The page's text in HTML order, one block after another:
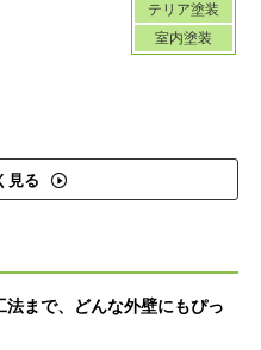
テリア塗装
室内塗装
見る
まで、どんな外壁にもぴっ